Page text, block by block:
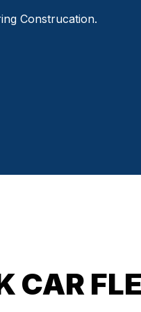
Construcation.
CAR